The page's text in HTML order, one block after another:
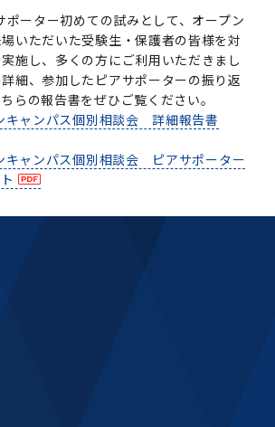
る情報
提供状況の公表
よる一般事業主行動計画
向けた取り組み
適正な年齢構成
向けた取り組み
「くるみん」を取得しました
業主認定）
SPRING (医歯学系)」
学院生制度）対象学生（秋入
ついて
to TMDU-SPRING
the TMDU WISE
2024 Academic Year
について
to TMDU WISE
(*Autumn admission)
２３年度）東京医科歯科大学
度（Ⅱ）」対象学生（秋入学
差別の解消の推進に関する対
プ
グッズ
２４年度）東京医科歯科大学
コース」採用決定通知書授与
。
２３年度）東京医科歯科大学
コース及び研究者養成コー
２２年度）東京医科歯科大学
コース及び研究者養成コー
書授与式を行いました。
０２１年度）東京医科歯科大学
度（Ⅰ）」採用決定通知書授
。
職情報について
ついて
いて
いて
いて
報（推薦書等）
）
）
）
MB）
67.8MB）
75.1MB）
73.0MB）
義トップ
報告書
5.4MB）
4.5MB）
53.8 MB）
4.5 MB）
5.2MB）
18.7MB）
7.2MB）
業
・学生生活について（受験生
）
and student life after
（For prospective
and student life after
(For current students)
報トップ
ート
ン機構
ン機構トップ
によるトータル・ヘルスケア
出の基盤構築プロジェクト
ションセンター
R&Dセンター
ンター（統合研究機構）
ー（統合研究機構）
ター
ター
クラスター（統合研究機構）
ター
他部局へ異動したセンター
他部局へ異動したセンタート
書館部門・ITセキュリティ部
書館部門・ITセキュリティ部
学内専用サイト）
進事務室
理機構
理機構トップ
ター
ップ
事業に関する情報・評価
ポーター初めての試みとして、オープン
いただいた受験生・保護者の皆様を対
施し、多くの方にご利用いただきまし
細、参加したピアサポーターの振り返
らの報告書をぜひご覧ください。
キャンパス個別相談会 詳細報告書
キャンパス個別相談会 ピアサポーター